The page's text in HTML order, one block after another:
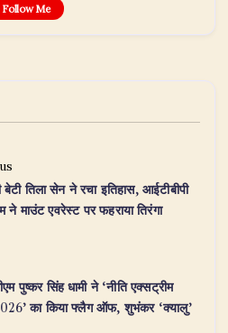
Follow Me
तिला सेन ने रचा इतिहास, आईटीबीपी
ने माउंट एवरेस्ट पर फहराया तिरंगा
पुष्कर सिंह धामी ने ‘नीति एक्सट्रीम
का किया फ्लैग ऑफ, शुभंकर ‘क्यालु’